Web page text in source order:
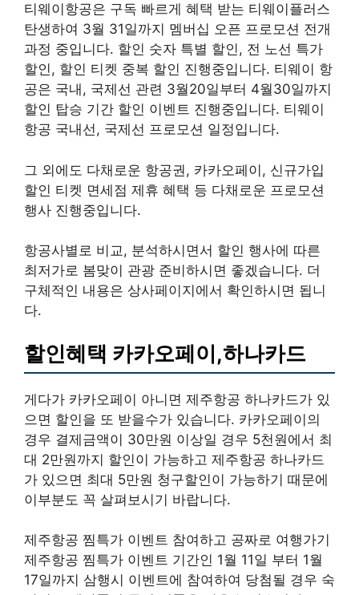
티웨이항공은 구독 빠르게 혜택 받는 티웨이플러스
탄생하여 3월 31일까지 멤버십 오픈 프로모션 전개
과정 중입니다. 할인 숫자 특별 할인, 전 노선 특가
할인, 할인 티켓 중복 할인 진행중입니다. 티웨이 항
공은 국내, 국제선 관련 3월20일부터 4월30일까지
할인 탑승 기간 할인 이벤트 진행중입니다. 티웨이
항공 국내선, 국제선 프로모션 일정입니다.
그 외에도 다채로운 항공권, 카카오페이, 신규가입
할인 티켓 면세점 제휴 혜택 등 다채로운 프로모션
행사 진행중입니다.
항공사별로 비교, 분석하시면서 할인 행사에 따른
최저가로 봄맞이 관광 준비하시면 좋겠습니다. 더
구체적인 내용은 상사페이지에서 확인하시면 됩니
다.
할인혜택 카카오페이,하나카드
게다가 카카오페이 아니면 제주항공 하나카드가 있
으면 할인을 또 받을수가 있습니다. 카카오페이의
경우 결제금액이 30만원 이상일 경우 5천원에서 최
대 2만원까지 할인이 가능하고 제주항공 하나카드
가 있으면 최대 5만원 청구할인이 가능하기 때문에
이부분도 꼭 살펴보시기 바랍니다.
제주항공 찜특가 이벤트 참여하고 공짜로 여행가기
제주항공 찜특가 이벤트 기간인 1월 11일 부터 1월
17일까지 삼행시 이벤트에 참여하여 당첨될 경우 숙